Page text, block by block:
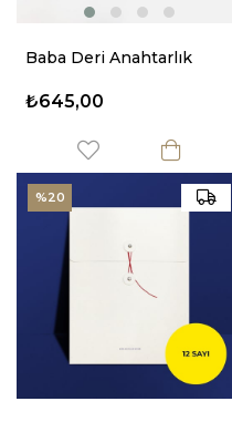
Baba Deri Anahtarlık
₺645,00
%20